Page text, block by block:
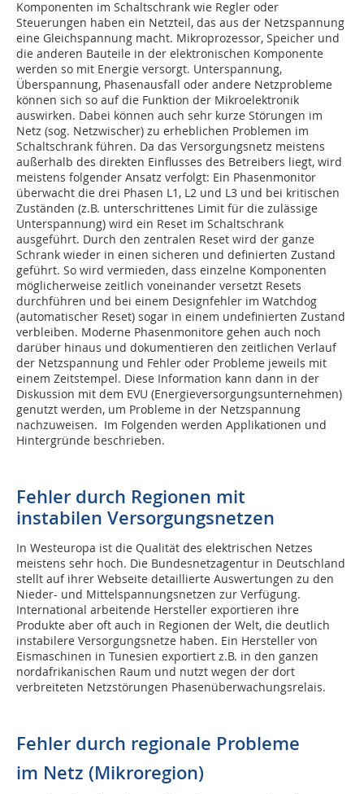
Komponenten im Schaltschrank wie Regler oder
Steuerungen haben ein Netzteil, das aus der Netzspannung
eine Gleichspannung macht. Mikroprozessor, Speicher und
die anderen Bauteile in der elektronischen Komponente
werden so mit Energie versorgt. Unterspannung,
Überspannung, Phasenausfall oder andere Netzprobleme
können sich so auf die Funktion der Mikroelektronik
auswirken. Dabei können auch sehr kurze Störungen im
Netz (sog. Netzwischer) zu erheblichen Problemen im
Schaltschrank führen. Da das Versorgungsnetz meistens
außerhalb des direkten Einflusses des Betreibers liegt, wird
meistens folgender Ansatz verfolgt: Ein Phasenmonitor
überwacht die drei Phasen L1, L2 und L3 und bei kritischen
Zuständen (z.B. unterschrittenes Limit für die zulässige
Unterspannung) wird ein Reset im Schaltschrank
ausgeführt. Durch den zentralen Reset wird der ganze
Schrank wieder in einen sicheren und definierten Zustand
geführt. So wird vermieden, dass einzelne Komponenten
möglicherweise zeitlich voneinander versetzt Resets
durchführen und bei einem Designfehler im Watchdog
(automatischer Reset) sogar in einem undefinierten Zustand
verbleiben. Moderne Phasenmonitore gehen auch noch
darüber hinaus und dokumentieren den zeitlichen Verlauf
der Netzspannung und Fehler oder Probleme jeweils mit
einem Zeitstempel. Diese Information kann dann in der
Diskussion mit dem EVU (Energieversorgungsunternehmen)
genutzt werden, um Probleme in der Netzspannung
nachzuweisen. Im Folgenden werden Applikationen und
Hintergründe beschrieben.
Fehler durch Regionen mit
instabilen Versorgungsnetzen
In Westeuropa ist die Qualität des elektrischen Netzes
meistens sehr hoch. Die Bundesnetzagentur in Deutschland
stellt auf ihrer Webseite detaillierte Auswertungen zu den
Nieder- und Mittelspannungsnetzen zur Verfügung.
International arbeitende Hersteller exportieren ihre
Produkte aber oft auch in Regionen der Welt, die deutlich
instabilere Versorgungsnetze haben. Ein Hersteller von
Eismaschinen in Tunesien exportiert z.B. in den ganzen
nordafrikanischen Raum und nutzt wegen der dort
verbreiteten Netzstörungen Phasenüberwachungsrelais.
Fehler durch regionale Probleme
im Netz (Mikroregion)